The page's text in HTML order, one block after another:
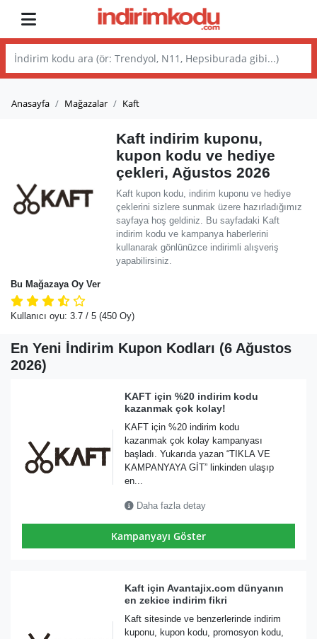
Anasayfa Mağazalar Kaft
Bu Mağazaya Oy Ver
Kullanıcı oyu: 3.7 / 5 (450 Oy)
Kaft indirim kuponu,
kupon kodu ve hediye
çekleri, Ağustos 2026
Kaft kupon kodu, indirim kuponu ve hediye
çeklerini sizlere sunmak üzere hazırladığımız
sayfaya hoş geldiniz. Bu sayfadaki Kaft
indirim kodu ve kampanya haberlerini
kullanarak gönlünüzce indirimli alışveriş
yapabilirsiniz.
En Yeni İndirim Kupon Kodları (6 Ağustos
2026)
KAFT için %20 indirim kodu
kazanmak çok kolay!
KAFT için %20 indirim kodu
kazanmak çok kolay kampanyası
başladı. Yukarıda yazan “TIKLA VE
KAMPANYAYA GİT” linkinden ulaşıp
en...
Daha fazla detay
Kampanyayı Göster
Kaft için Avantajix.com dünyanın
en zekice indirim fikri
Kaft sitesinde ve benzerlerinde indirim
kuponu, kupon kodu, promosyon kodu,